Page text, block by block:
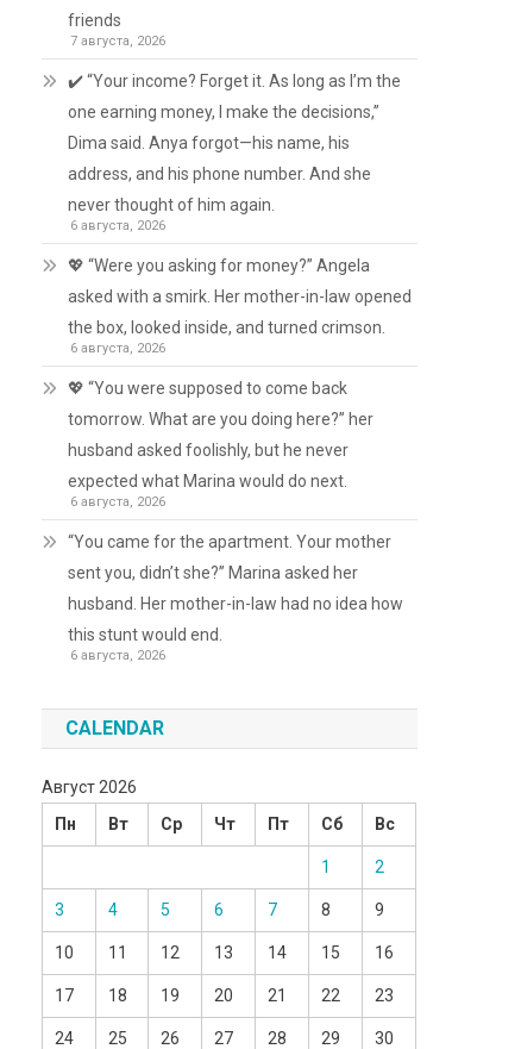
friends
7 августа, 2026
✔️ “Your income? Forget it. As long as I’m the
one earning money, I make the decisions,”
Dima said. Anya forgot—his name, his
address, and his phone number. And she
never thought of him again.
6 августа, 2026
💖 “Were you asking for money?” Angela
asked with a smirk. Her mother-in-law opened
the box, looked inside, and turned crimson.
6 августа, 2026
💖 “You were supposed to come back
tomorrow. What are you doing here?” her
husband asked foolishly, but he never
expected what Marina would do next.
6 августа, 2026
“You came for the apartment. Your mother
sent you, didn’t she?” Marina asked her
husband. Her mother-in-law had no idea how
this stunt would end.
6 августа, 2026
CALENDAR
Август 2026
Пн
Вт Ср Чт Пт Сб Вс
1 2
3 4 5 6 7 8 9
10 11 12 13 14 15 16
17 18 19 20 21 22 23
24 25 26 27 28 29 30